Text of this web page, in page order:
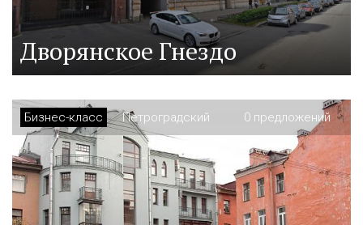
Дворянское Гнездо
Бизнес-класс Петроградский 0 предложений